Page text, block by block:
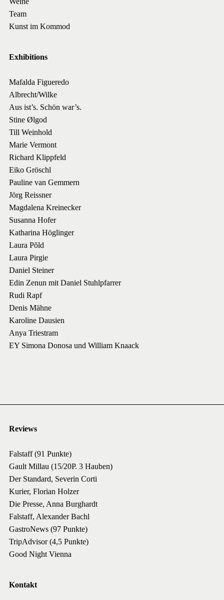
Team
Kunst im Kommod
Exhibitions
Mafalda Figueredo
Albrecht/Wilke
Aus ist’s. Schön war’s.
Stine Ølgod
Till Weinhold
Marie Vermont
Richard Klippfeld
Eiko Gröschl
Pauline van Gemmern
Jörg Reissner
Magdalena Kreinecker
Susanna Hofer
Katharina Höglinger
Laura Põld
Laura Pirgie
Daniel Steiner
Edin Zenun mit Daniel Stuhlpfarrer
Rudi Rapf
Denis Mähne
Karoline Dausien
Anya Triestram
EY Simona Donosa und William Knaack
Reviews
Falstaff (91 Punkte)
Gault Millau (15/20P. 3 Hauben)
Der Standard, Severin Corti
Kurier, Florian Holzer
Die Presse, Anna Burghardt
Falstaff, Alexander Bachl
GastroNews (97 Punkte)
TripAdvisor (4,5 Punkte)
Good Night Vienna
Kontakt